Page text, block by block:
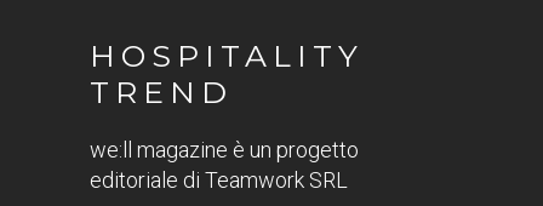
HOSPITALITY
TREND
we:ll magazine è un progetto
editoriale di Teamwork SRL